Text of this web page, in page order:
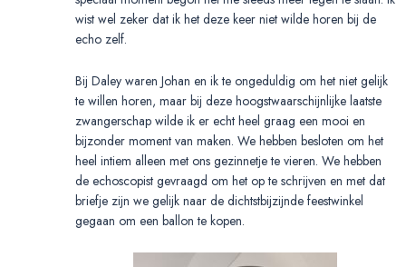
wist wel zeker dat ik het deze keer niet wilde horen bij de
echo zelf.
Bij Daley waren Johan en ik te ongeduldig om het niet gelijk
te willen horen, maar bij deze hoogstwaarschijnlijke laatste
zwangerschap wilde ik er echt heel graag een mooi en
bijzonder moment van maken. We hebben besloten om het
heel intiem alleen met ons gezinnetje te vieren. We hebben
de echoscopist gevraagd om het op te schrijven en met dat
briefje zijn we gelijk naar de dichtstbijzijnde feestwinkel
gegaan om een ballon te kopen.